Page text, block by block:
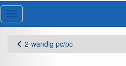
Menu
2-wandig pc/pc